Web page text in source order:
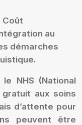
Coût
au
démarches
NHS (National
aux soins
d’attente pour
peuvent être